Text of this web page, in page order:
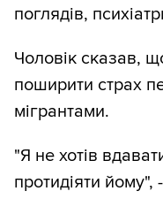
поглядів,
Чоловік сказав,
поширити страх
мігрантами.
"Я не хотів
протидіяти йому",